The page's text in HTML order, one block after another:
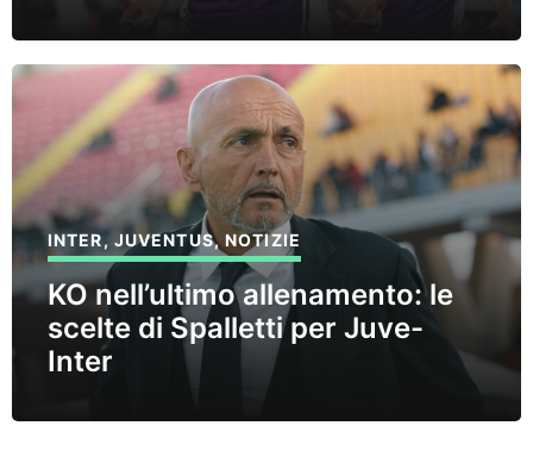
INTER, JUVENTUS,NOTIZIE
KO nell’ultimo allenamento: le
scelte di Spalletti per Juve-
Inter